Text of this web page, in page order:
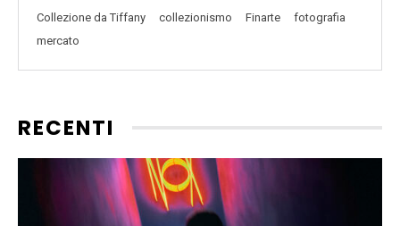
Collezione da Tiffany collezionismo Finarte
fotografia
mercato
RECENTI